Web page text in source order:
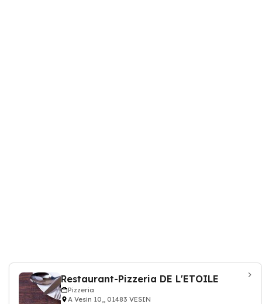
Restaurant-Pizzeria DE L'ETOILE
Pizzeria
A Vesin 10,, 01483 VESIN